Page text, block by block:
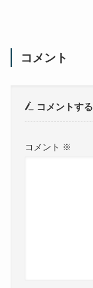
コメント
コメントする
コメント ※